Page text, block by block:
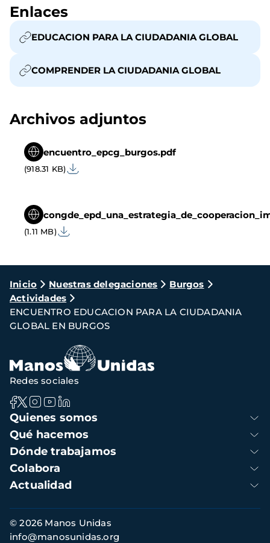
Enlaces
EDUCACION PARA LA CIUDADANIA GLOBAL
COMPRENDER LA CIUDADANIA GLOBAL
Archivos adjuntos
encuentro_epcg_burgos.pdf
(918.31 KB)
(1.11 MB)
Ruta
de
navegación
Inicio Nuestras delegaciones
Burgos
Actividades
ENCUENTRO EDUCACION PARA LA CIUDADANIA
GLOBAL EN BURGOS
Navegación
principal
Quienes somos
Qué hacemos
Dónde trabajamos
Colabora
Actualidad
Redes sociales
Información
de
© 2026 Manos Unidas
info@manosunidas.org